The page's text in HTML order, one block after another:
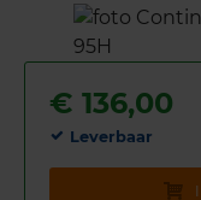
€ 136,00
Leverbaar